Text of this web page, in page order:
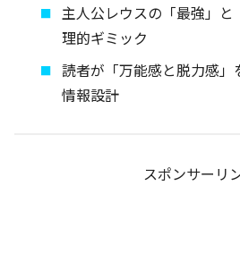
主人公レウスの「最強」
理的ギミック
読者が「万能感と脱力感
情報設計
スポンサーリ